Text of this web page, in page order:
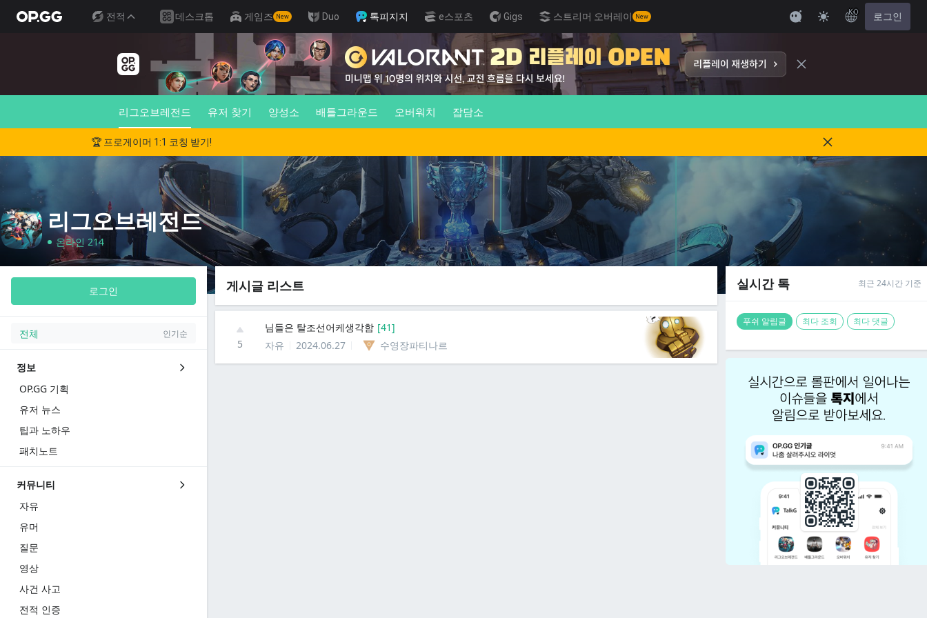
전적 데스크톱 게임즈 New Duo 톡피지지 e스포츠 Gigs 스트리머 오버레이 New
KO 로그인
리그오브레전드 유저 찾기 양성소 배틀그라운드 오버워치 잡담소
🏆 프로게이머 1:1 코칭 받기!
리그오브레전드
온라인 214
로그인
전체 인기순
정보
OP.GG 기획
유저 뉴스
팁과 노하우
패치노트
커뮤니티
자유
유머
질문
영상
사건 사고
전적 인증
게시글 리스트
5
님들은 탈조선어케생각함 [41]
자유
2024.06.27 수영장파티나르
실시간 톡 최근 24시간 기준
푸쉬 알림글 최다 조회 최다 댓글